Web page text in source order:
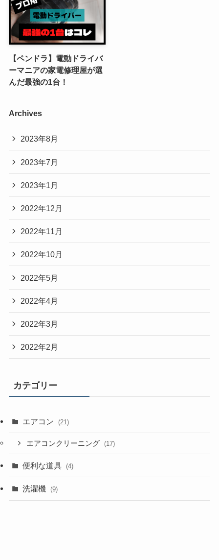
【ペンドラ】電動ドライバ
ーマニアの家電修理屋が選
んだ最強の1台！
Archives
2023年8月
2023年7月
2023年1月
2022年12月
2022年11月
2022年10月
2022年5月
2022年4月
2022年3月
2022年2月
カテゴリー
エアコン (21)
エアコンクリーニング (17)
便利な道具 (4)
洗濯機 (9)